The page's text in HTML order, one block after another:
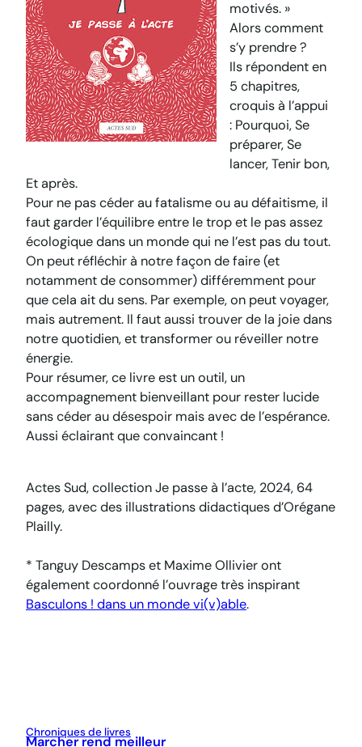
motivés. »
Alors comment
s’y prendre ?
Ils répondent en
5 chapitres,
croquis à l’appui
: Pourquoi, Se
préparer, Se
lancer, Tenir bon,
Et après.
Pour ne pas céder au fatalisme ou au défaitisme, il
faut garder l’équilibre entre le trop et le pas assez
écologique dans un monde qui ne l’est pas du tout.
On peut réfléchir à notre façon de faire (et
notamment de consommer) différemment pour
que cela ait du sens. Par exemple, on peut voyager,
mais autrement. Il faut aussi trouver de la joie dans
notre quotidien, et transformer ou réveiller notre
énergie.
Pour résumer, ce livre est un outil, un
accompagnement bienveillant pour rester lucide
sans céder au désespoir mais avec de l’espérance.
Aussi éclairant que convaincant !
Actes Sud, collection Je passe à l’acte, 2024, 64
pages, avec des illustrations didactiques d’Orégane
Plailly.
* Tanguy Descamps et Maxime Ollivier ont
également coordonné l’ouvrage très inspirant
Basculons ! dans un monde vi(v)able.
Chroniques de livres
Marcher rend meilleur